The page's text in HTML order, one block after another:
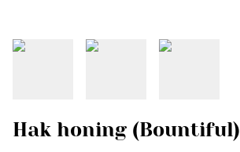
Hak honing (Bountiful)